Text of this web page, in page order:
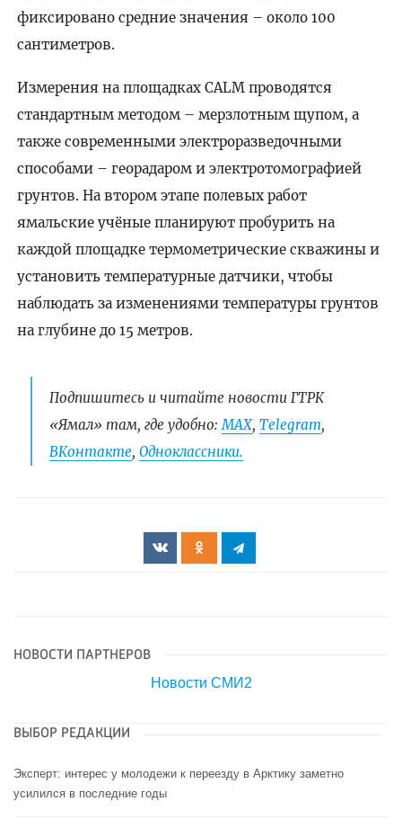
фиксировано средние значения – около 100
сантиметров.
Измерения на площадках CALM проводятся
стандартным методом – мерзлотным щупом, а
также современными электроразведочными
способами – георадаром и электротомографией
грунтов. На втором этапе полевых работ
ямальские учёные планируют пробурить на
каждой площадке термометрические скважины и
установить температурные датчики, чтобы
наблюдать за изменениями температуры грунтов
на глубине до 15 метров.
Подпишитесь и читайте новости ГТРК
«Ямал» там, где удобно:МАХ, Telegram,
ВКонтакте, Одноклассники.
НОВОСТИ ПАРТНЕРОВ
Новости СМИ2
ВЫБОР РЕДАКЦИИ
Эксперт: интерес у молодежи к переезду в Арктику заметно
усилился в последние годы